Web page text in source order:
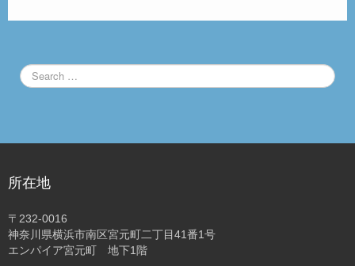
所在地
〒232-0016
神奈川県横浜市南区宮元町二丁目41番1号
エンパイア宮元町 地下1階